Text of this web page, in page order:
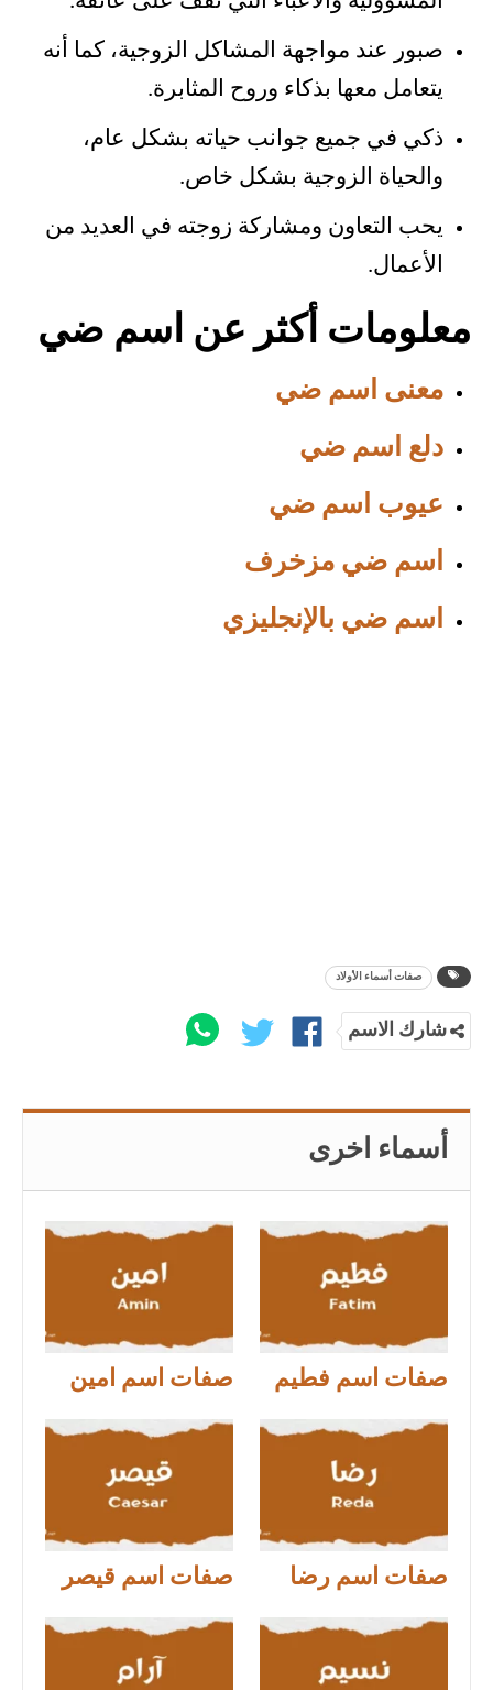
صبور عند مواجهة المشاكل الزوجية، كما أنه
يتعامل معها بذكاء وروح المثابرة.
ذكي في جميع جوانب حياته بشكل عام،
والحياة الزوجية بشكل خاص.
يحب التعاون ومشاركة زوجته في العديد من
الأعمال.
معلومات أكثر عن اسم ضي
معنى اسم ضي
دلع اسم ضي
عيوب اسم ضي
اسم ضي مزخرف
اسم ضي بالإنجليزي
صفات أسماء الأولاد
شارك الاسم
أسماء اخرى
صفات اسم فطيم صفات اسم امين
صفات اسم رضا صفات اسم قيصر